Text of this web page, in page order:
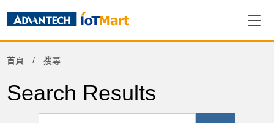
首頁 搜尋
Search Results
Product Category
資料擷取與控制(39)